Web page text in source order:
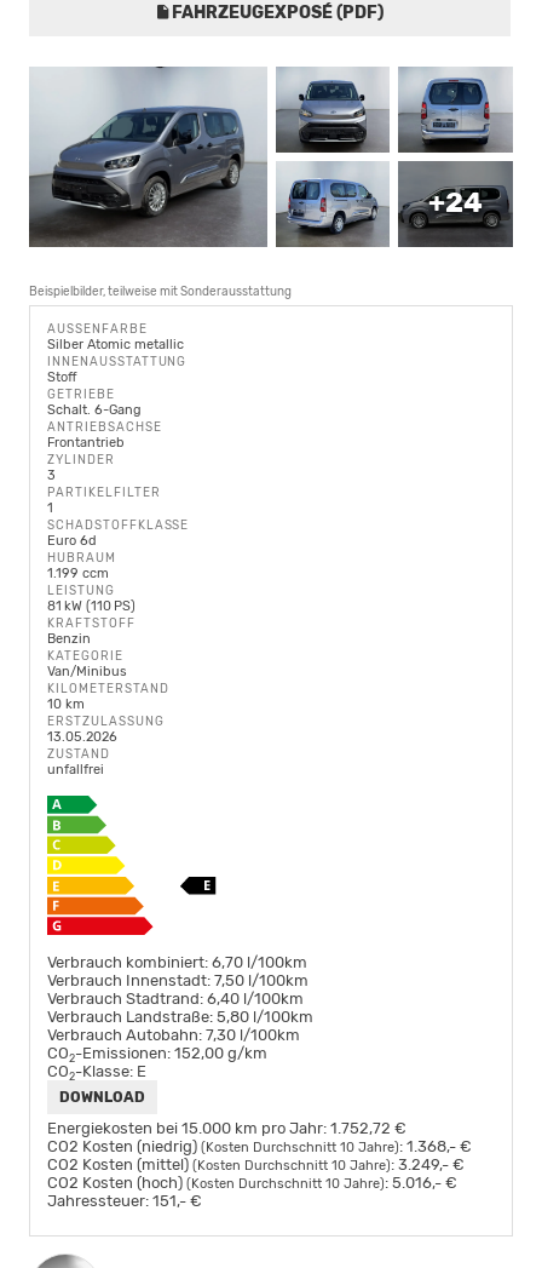
FAHRZEUGEXPOSÉ (PDF)
+24
Beispielbilder, teilweise mit Sonderausstattung
AUSSENFARBE
Silber Atomic metallic
INNENAUSSTATTUNG
Stoff
GETRIEBE
Schalt. 6-Gang
ANTRIEBSACHSE
Frontantrieb
ZYLINDER
3
PARTIKELFILTER
1
SCHADSTOFFKLASSE
Euro 6d
HUBRAUM
1.199 ccm
LEISTUNG
81 kW (110 PS)
KRAFTSTOFF
Benzin
KATEGORIE
Van/Minibus
KILOMETERSTAND
10 km
ERSTZULASSUNG
13.05.2026
ZUSTAND
unfallfrei
Verbrauch kombiniert: 6,70 l/100km
Verbrauch Innenstadt: 7,50 l/100km
Verbrauch Stadtrand: 6,40 l/100km
Verbrauch Landstraße: 5,80 l/100km
Verbrauch Autobahn: 7,30 l/100km
CO2-Emissionen: 152,00 g/km
CO2-Klasse: E
DOWNLOAD
Energiekosten bei 15.000 km pro Jahr: 1.752,72 €
CO2 Kosten (niedrig) (Kosten Durchschnitt 10 Jahre): 1.368,- €
CO2 Kosten (mittel) (Kosten Durchschnitt 10 Jahre): 3.249,- €
CO2 Kosten (hoch) (Kosten Durchschnitt 10 Jahre): 5.016,- €
Jahressteuer: 151,- €